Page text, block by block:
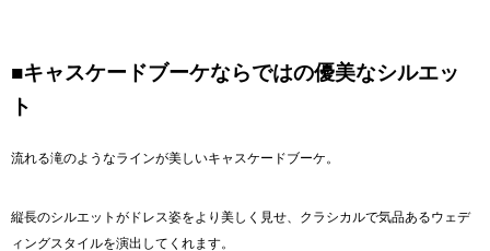
■キャスケードブーケならではの優美なシルエッ
ト
流れる滝のようなラインが美しいキャスケードブーケ。
縦長のシルエットがドレス姿をより美しく見せ、クラシカルで気品あるウェデ
ィングスタイルを演出してくれます。